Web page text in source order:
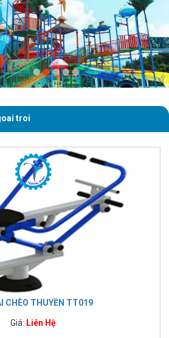
troi
CHÈO THUYỀN TT019
Giá: Liên Hệ